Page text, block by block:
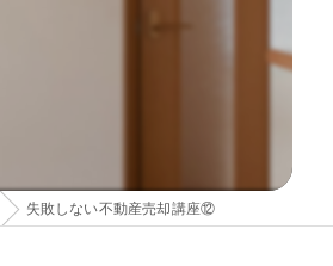
失敗しない不動産売却講座⑫